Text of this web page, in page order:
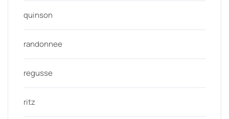
quinson
randonnee
regusse
ritz